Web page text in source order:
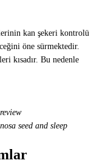
kan şekeri kontrolü
öne sürmektedir.
kısadır. Bu nedenle
seed and sleep